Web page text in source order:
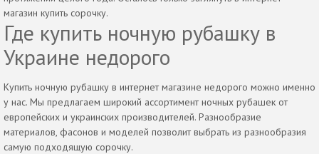
магазин купить сорочку.
Где купить ночную рубашку в
Украине недорого
Купить ночную рубашку в интернет магазине недорого можно именно
у нас. Мы предлагаем широкий ассортимент ночных рубашек от
европейских и украинских производителей. Разнообразие
материалов, фасонов и моделей позволит выбрать из разнообразия
самую подходящую сорочку.